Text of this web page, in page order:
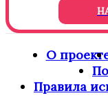
О
Правила